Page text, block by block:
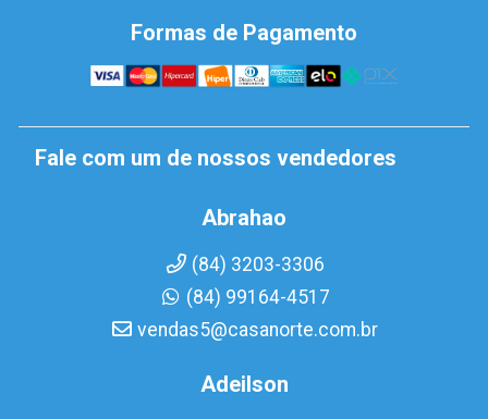
Formas de Pagamento
Fale com um de nossos vendedores
Abrahao
(84) 3203-3306
(84) 99164-4517
vendas5@casanorte.com.br
Adeilson